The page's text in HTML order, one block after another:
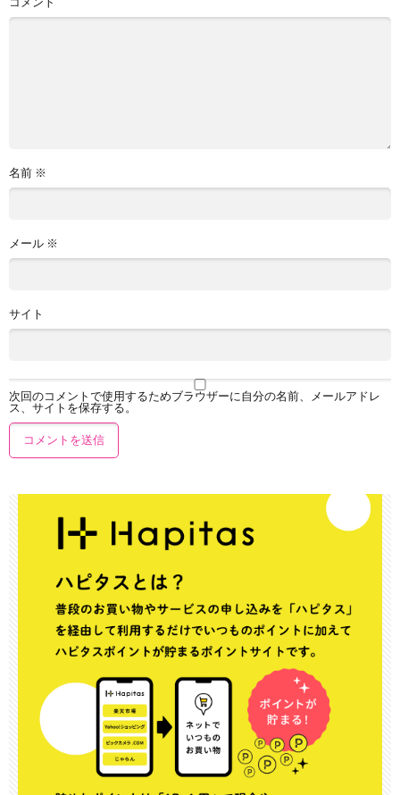
名前 ※
メール ※
サイト
次回のコメントで使用するためブラウザーに自分の名前、メールアドレ
ス、サイトを保存する。